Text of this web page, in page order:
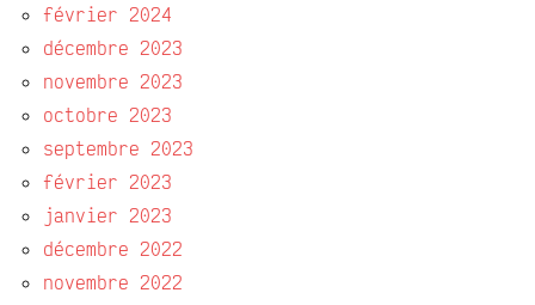
février 2024
décembre 2023
novembre 2023
octobre 2023
septembre 2023
février 2023
janvier 2023
décembre 2022
novembre 2022